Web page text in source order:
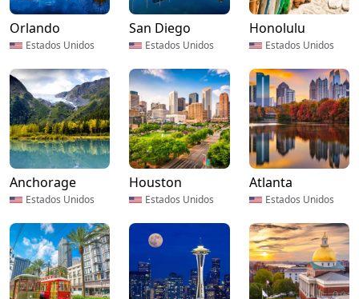
Orlando
Estados Unidos
San Diego
Estados Unidos
Honolulu
Estados Unidos
Anchorage
Estados Unidos
Houston
Estados Unidos
Atlanta
Estados Unidos